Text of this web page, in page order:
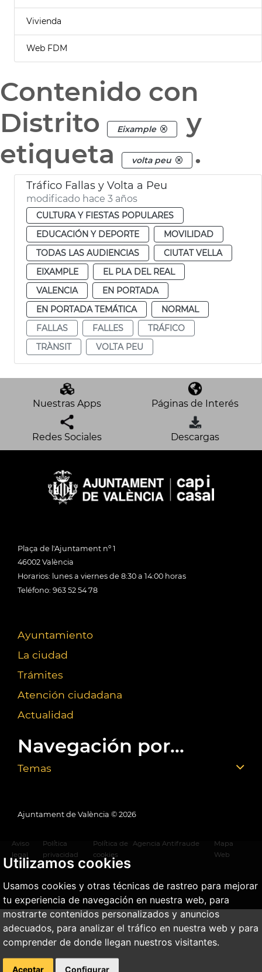
Utilizamos cookies
Usamos cookies y otras técnicas de rastreo para mejorar
tu experiencia de navegación en nuestra web, para
mostrarte contenidos personalizados y anuncios
adecuados, para analizar el tráfico en nuestra web y para
comprender de donde llegan nuestros visitantes.
Aceptar Configurar
Vivienda
Web FDM
Contenido con
Distrito
Eixample
y
etiqueta
volta peu .
Tráfico Fallas y Volta a Peu
modificado hace 3 años
CULTURA Y FIESTAS POPULARES
EDUCACIÓN Y DEPORTE
MOVILIDAD
TODAS LAS AUDIENCIAS
CIUTAT VELLA
EIXAMPLE
EL PLA DEL REAL
VALENCIA
EN PORTADA
EN PORTADA TEMÁTICA
NORMAL
FALLAS
FALLES
TRÁFICO
TRÀNSIT
VOLTA PEU
Nuestras Apps Páginas de Interés
Redes Sociales Descargas
Plaça de l'Ajuntament nº 1
46002 València
Horarios: lunes a viernes de 8:30 a 14:00 horas
Teléfono: 963 52 54 78
Ayuntamiento
La ciudad
Trámites
Atención ciudadana
Actualidad
Navegación por...
Temas
Ajuntament de València © 2026
Aviso
legal
Política
privacidad
Política de
cookies
Agencia Antifraude
Mapa
Web